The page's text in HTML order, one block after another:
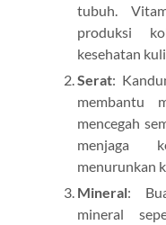
tubuh.
produksi
kesehatan
Serat:
membantu
mencegah
menjaga
menurunkan
Mineral:
mineral